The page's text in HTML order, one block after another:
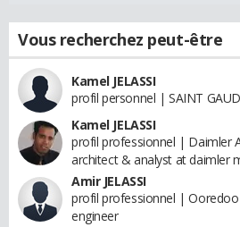
Vous recherchez peut-être
Kamel JELASSI
profil personnel | SAINT
Kamel JELASSI
profil professionnel | Daimler
architect & analyst at daimler
Amir JELASSI
profil professionnel |
engineer